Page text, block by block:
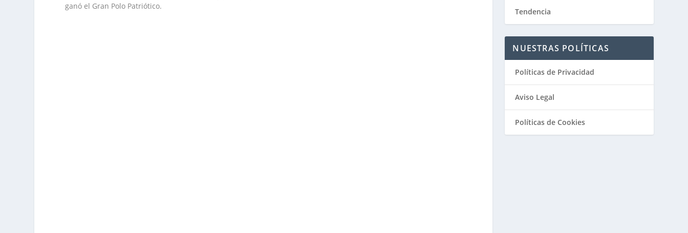
ganó el Gran Polo Patriótico.
Tendencia
NUESTRAS POLÍTICAS
Políticas de Privacidad
Aviso Legal
Políticas de Cookies